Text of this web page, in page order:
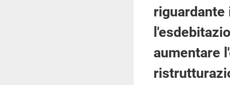
aumentare